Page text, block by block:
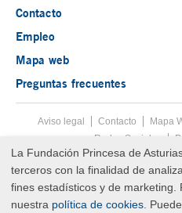
Contacto
Empleo
Mapa web
Preguntas frecuentes
Aviso legal Tecla de acceso 8
Contacto Mapa
Redes Sociales
© Copyright Thu Aug 06 04:39:11
La Fundación Princesa de
terceros con la finalidad de
fines estadísticos y de marketing.
nuestra política de cookies .